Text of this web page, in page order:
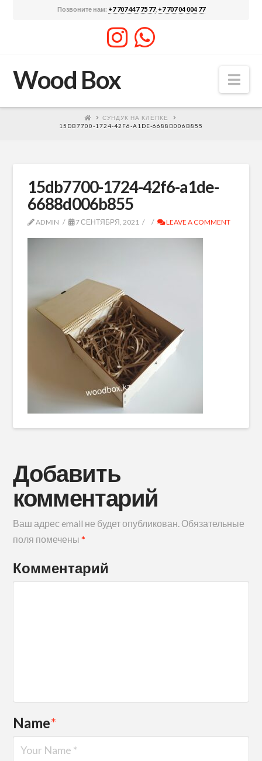
Позвоните нам: +7 707 447 75 77, +7 707 04 004 77
Wood Box
СУНДУК НА КЛЁПКЕ
15DB7700-1724-42F6-A1DE-6688D006B855
15db7700-1724-42f6-a1de-
6688d006b855
ADMIN 7 СЕНТЯБРЯ, 2021 LEAVE A COMMENT
Добавить
комментарий
Ваш адрес email не будет опубликован. Обязательные
поля помечены*
Комментарий
Name*